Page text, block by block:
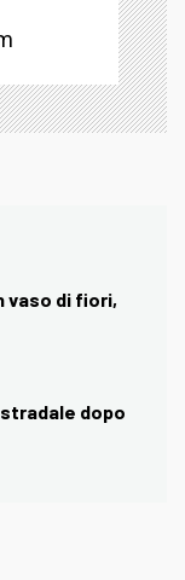
vaso di fiori,
dopo